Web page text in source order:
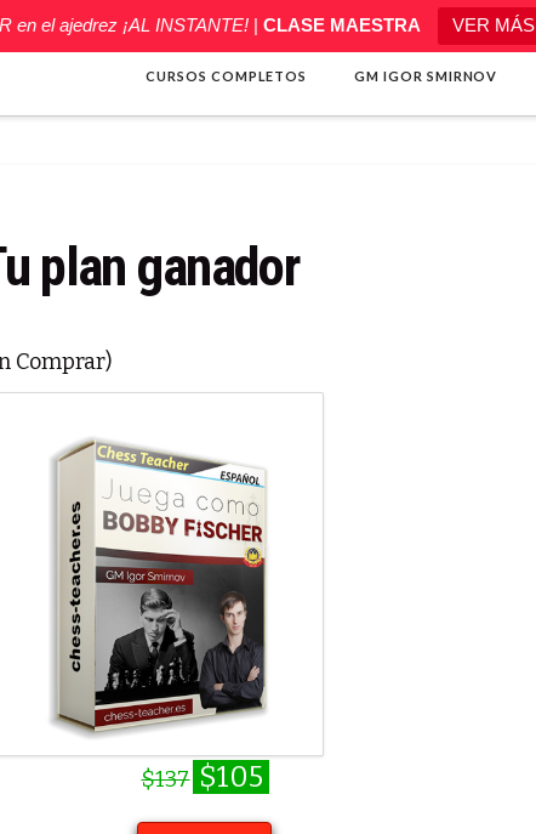
en el ajedrez ¡AL INSTANTE!| CLASE MAESTRA VER MÁS
CURSOS COMPLETOS GM IGOR SMIRNOV
plan ganador
Comprar)
$137 $105